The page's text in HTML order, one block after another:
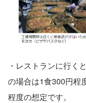
・レストランに行く
の場合は1食300円程
程度の想定です。